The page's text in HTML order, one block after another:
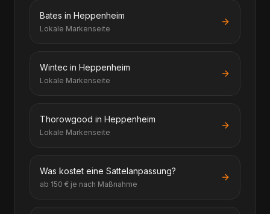
Bates in Heppenheim
Lokale Markenseite
Wintec in Heppenheim
Lokale Markenseite
Thorowgood in Heppenheim
Lokale Markenseite
Was kostet eine Sattelanpassung?
ab 150 € je nach Maßnahme